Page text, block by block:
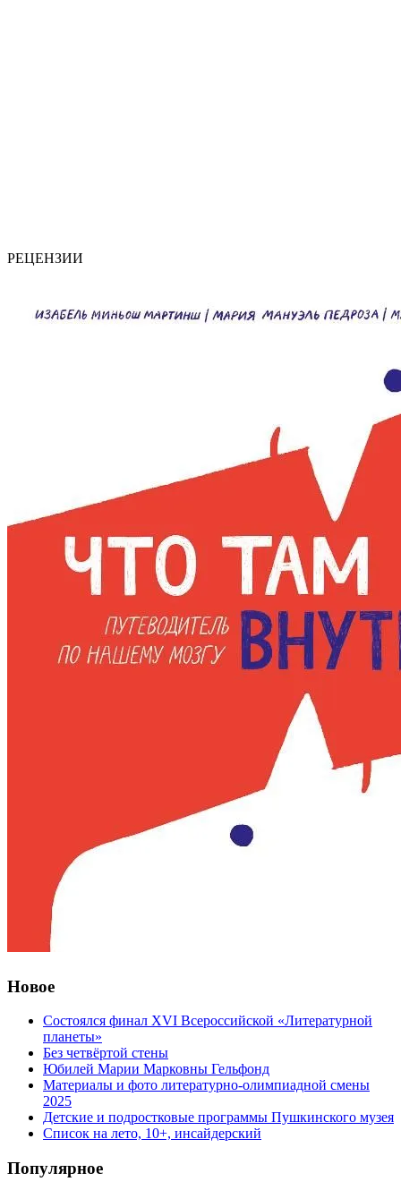
РЕЦЕНЗИИ
Новое
Состоялся финал XVI Всероссийской «Литературной
планеты»
Без четвёртой стены
Юбилей Марии Марковны Гельфонд
Материалы и фото литературно-олимпиадной смены
2025
Детские и подростковые программы Пушкинского музея
Список на лето, 10+, инсайдерский
Популярное